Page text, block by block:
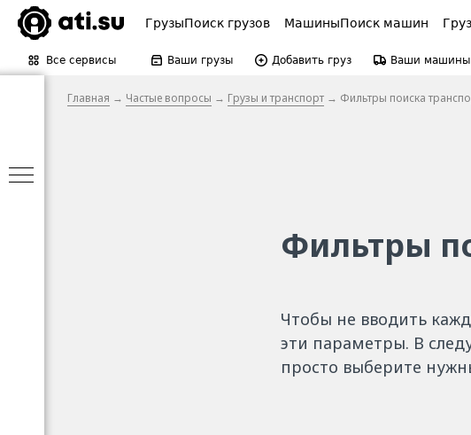
ГрузыПоиск грузов МашиныПоиск машин
Все сервисы Ваши грузы Добавить груз Ваши машины
Главная → Частые вопросы → Грузы и транспорт → Фильтры поиска
Фильтры
Чтобы не вводить
эти параметры. В
просто выберите